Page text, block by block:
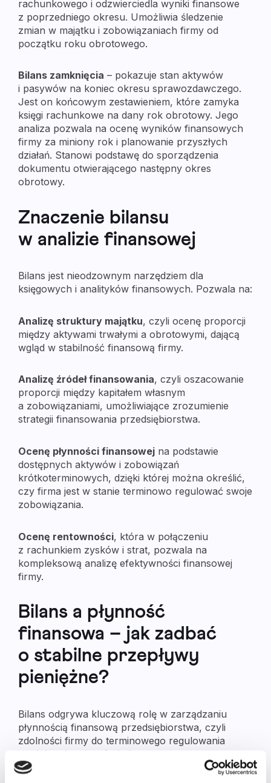
rachunkowego i odzwierciedla wyniki finansowe
z poprzedniego okresu. Umożliwia śledzenie
zmian w majątku i zobowiązaniach firmy od
początku roku obrotowego.
Bilans zamknięcia – pokazuje stan aktywów
i pasywów na koniec okresu sprawozdawczego.
Jest on końcowym zestawieniem, które zamyka
księgi rachunkowe na dany rok obrotowy. Jego
analiza pozwala na ocenę wyników finansowych
firmy za miniony rok i planowanie przyszłych
działań. Stanowi podstawę do sporządzenia
dokumentu otwierającego następny okres
obrotowy.
Znaczenie bilansu
w analizie finansowej
Bilans jest nieodzownym narzędziem dla
księgowych i analityków finansowych. Pozwala na:
Analizę struktury majątku, czyli ocenę proporcji
między aktywami trwałymi a obrotowymi, dającą
wgląd w stabilność finansową firmy.
Analizę źródeł finansowania, czyli oszacowanie
proporcji między kapitałem własnym
a zobowiązaniami, umożliwiające zrozumienie
strategii finansowania przedsiębiorstwa.
Ocenę płynności finansowejna podstawie
dostępnych aktywów i zobowiązań
krótkoterminowych, dzięki której można określić,
czy firma jest w stanie terminowo regulować swoje
zobowiązania.
Ocenę rentowności, która w połączeniu
z rachunkiem zysków i strat, pozwala na
kompleksową analizę efektywności finansowej
firmy.
Bilans a płynność
finansowa – jak zadbać
o stabilne przepływy
pieniężne?
Bilans odgrywa kluczową rolę w zarządzaniu
płynnością finansową przedsiębiorstwa, czyli
zdolności firmy do terminowego regulowania
swoich zobowiązań. Jednym
z najbezpieczniejszych instrumentów